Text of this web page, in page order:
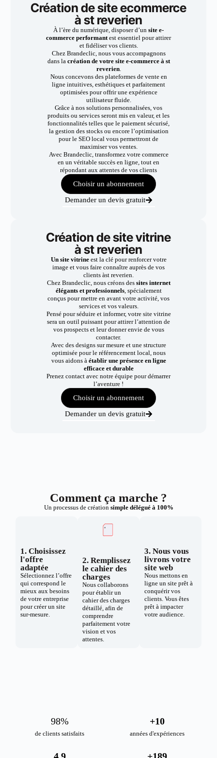
Création de site ecommerce
à st reverien
À l’ère du numérique, disposer d’un site e-
commerce performantest essentiel pour attirer
et fidéliser vos clients.
Chez Brandeclic, nous vous accompagnons
dans la création de votre site e-commerce à st
reverien.
Nous concevons des plateformes de vente en
ligne intuitives, esthétiques et parfaitement
optimisées pour offrir une expérience
utilisateur fluide.
Grâce à nos solutions personnalisées, vos
produits ou services seront mis en valeur, et les
fonctionnalités telles que le paiement sécurisé,
la gestion des stocks ou encore l’optimisation
pour le SEO local vous permettront de
maximiser vos ventes.
Avec Brandeclic, transformez votre commerce
en un véritable succès en ligne, tout en
répondant aux attentes de vos clients
Choisir un abonnement
Demander un devis gratuit
Création de site vitrine
à st reverien
Un site vitrineest la clé pour renforcer votre
image et vous faire connaître auprès de vos
clients àst reverien.
Chez Brandeclic, nous créons dessites internet
élégants et professionnels, spécialement
conçus pour mettre en avant votre activité, vos
services et vos valeurs.
Pensé pour séduire et informer, votre site vitrine
sera un outil puissant pour attirer l’attention de
vos prospects et leur donner envie de vous
contacter.
Avec des designs sur mesure et une structure
optimisée pour le référencement local, nous
vous aidons à établir une présence en ligne
efficace et durable
Prenez contact avec notre équipe pour démarrer
l’aventure !
Choisir un abonnement
Demander un devis gratuit
Comment ça marche ?
Un processus de création simple délégué à 100%
1. Choisissez
l'offre
adaptée
Sélectionnez l’offre
qui correspond le
mieux aux besoins
de votre entreprise
pour créer un site
sur-mesure.
2. Remplissez
le cahier des
charges
Nous collaborons
pour établir un
cahier des charges
détaillé, afin de
comprendre
parfaitement votre
vision et vos
attentes.
3. Nous vous
livrons votre
site web
Nous mettons en
ligne un site prêt à
conquérir vos
clients. Vous êtes
prêt à impacter
votre audience.
de clients satisfaits
98%
années d'expériences
+10